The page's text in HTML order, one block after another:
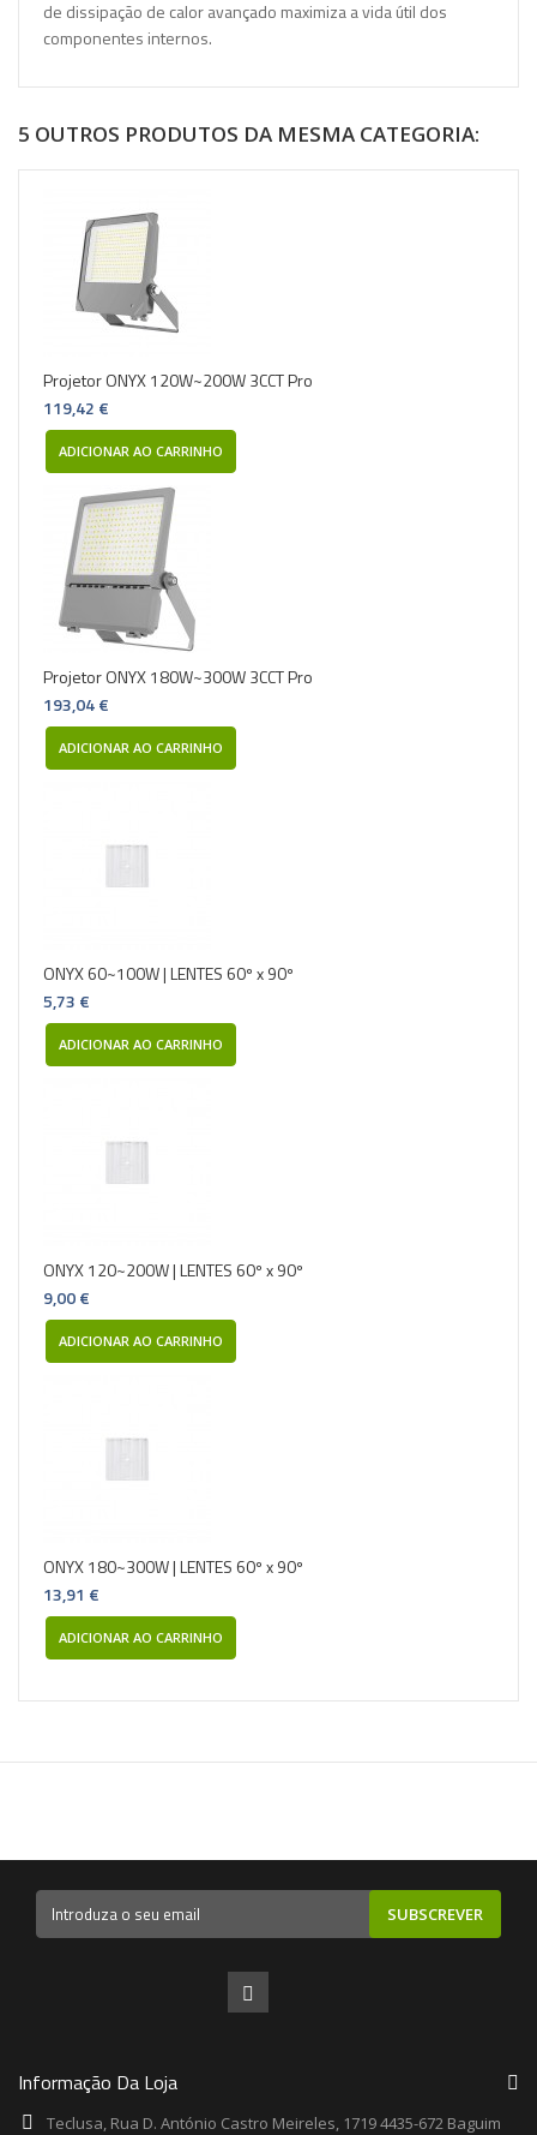
de dissipação de calor avançado maximiza a vida útil dos
componentes internos.
5 OUTROS PRODUTOS DA MESMA CATEGORIA:
Projetor ONYX 120W~200W 3CCT Pro
119,42 €
ADICIONAR AO CARRINHO
Projetor ONYX 180W~300W 3CCT Pro
193,04 €
ADICIONAR AO CARRINHO
ONYX 60~100W | LENTES 60º x 90º
5,73 €
ADICIONAR AO CARRINHO
ONYX 120~200W | LENTES 60º x 90º
9,00 €
ADICIONAR AO CARRINHO
ONYX 180~300W | LENTES 60º x 90º
13,91 €
ADICIONAR AO CARRINHO
SUBSCREVER
Informação Da Loja
Teclusa, Rua D. António Castro Meireles, 1719 4435-672 Baguim